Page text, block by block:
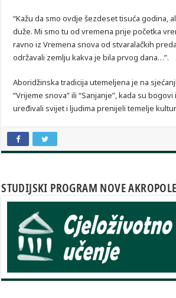
“Kažu da smo ovdje šezdeset tisuća godina,
duže. Mi smo tu od vremena prije početka
ravno iz Vremena snova od stvaralačkih
održavali zemlju kakva je bila prvog dana…”.
Aboridžinska tradicija utemeljena je na
“Vrijeme snova” ili “Sanjanje”, kada su
uređivali svijet i ljudima prenijeli temelje
STUDIJSKI PROGRAM NOVE AKROPOLE